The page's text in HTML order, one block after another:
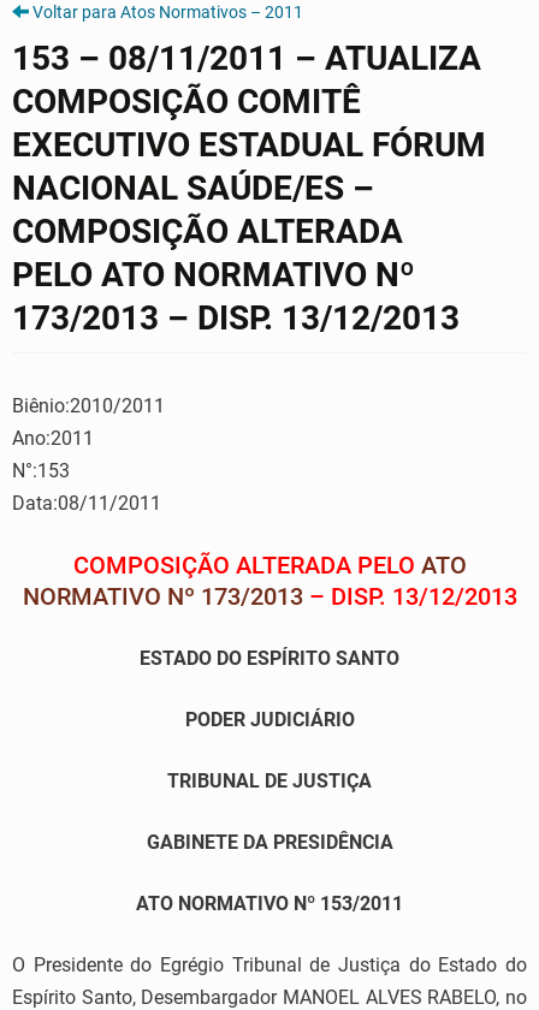
Voltar para Atos Normativos – 2011
153 – 08/11/2011 – ATUALIZA
COMPOSIÇÃO COMITÊ
EXECUTIVO ESTADUAL FÓRUM
NACIONAL SAÚDE/ES –
COMPOSIÇÃO ALTERADA
PELO ATO NORMATIVO Nº
173/2013 – DISP. 13/12/2013
Biênio:2010/2011
Ano:2011
N°:153
Data:08/11/2011
COMPOSIÇÃO ALTERADA PELO ATO
NORMATIVO Nº 173/2013– DISP. 13/12/2013
ESTADO DO ESPÍRITO SANTO
PODER JUDICIÁRIO
TRIBUNAL DE JUSTIÇA
GABINETE DA PRESIDÊNCIA
ATO NORMATIVO Nº 153/2011
O Presidente do Egrégio Tribunal de Justiça do Estado do
Espírito Santo, Desembargador MANOEL ALVES RABELO, no